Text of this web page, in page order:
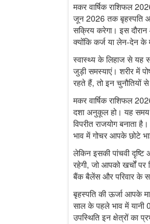
मकर वार्षिक राशिफल
जून 2026 तक बृहस्पति
सक्रिय करेगा। इस
क्योंकि कर्ज या लेन-देन के
स्वास्थ्य के लिहाज से यह
जुड़ी समस्याएं। शरीर में
रहते हैं, तो इन चुनौतियों
मकर वार्षिक राशिफल
दशा अनुकूल हो। यह
विपरीत राजयोग
भाव में गोचर आपके छोटे
लेकिन इसकी पांचवी
रहेगी, जो आपको खर्चों
बैंक बैलेंस और परिवार के
बृहस्पति की ऊर्जा आपके
साल के पहले भाव में
उपस्थिति इन क्षेत्रों का